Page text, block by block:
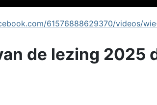
61576888629370/videos/
de lezing 2025